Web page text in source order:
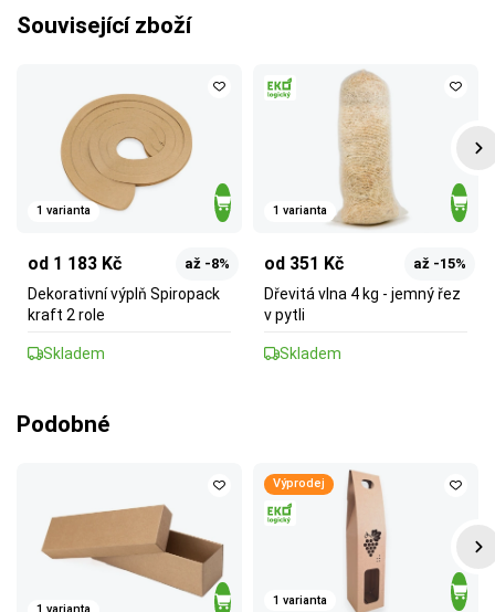
Související zboží
1 varianta
od 1 183 Kč až -8%
Dekorativní výplň Spiropack
kraft 2 role
Skladem
1 varianta
od 351 Kč až -15%
Dřevitá vlna 4 kg - jemný řez
v pytli
Skladem
Podobné
Výprodej
1 varianta